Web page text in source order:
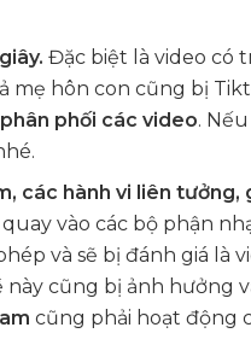
Đặc biệt là video có
mẹ hôn con cũng bị
phối các video.
các hành vi liên tưởng,
vào các bộ phận
và sẽ bị đánh giá là
cũng bị ảnh hưởng
cũng phải hoạt động